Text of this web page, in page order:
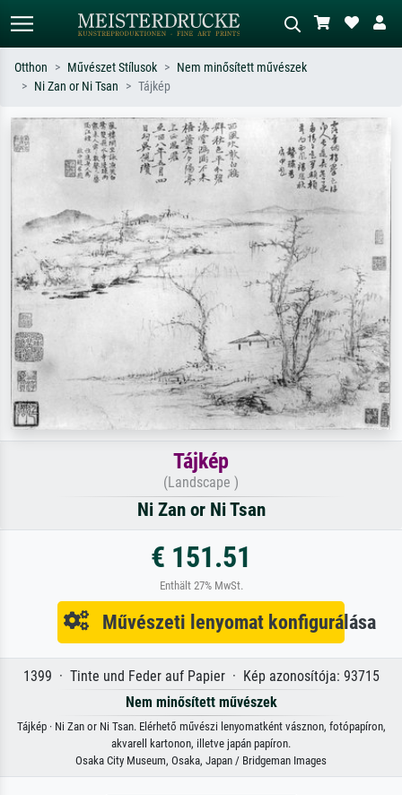
Keressen művész, műcím vagy stílus
szerint – pl. Monet, Csillagos éj,
impresszionizmus, Hokusai-hullám,
akt.
Írja le a jelenetet – pl. zöld rét, sok
piros absztrakt, sötét olajkép, álló akt
egy fa mellett.
Otthon Művészet Stílusok
Nem minősített művészek
Ni Zan or Ni Tsan
Tájkép
Tájkép
(Landscape )
Ni Zan or Ni Tsan
€ 151.51
Enthält 27% MwSt.
Művészeti lenyomat konfigurálása
1399 · Tinte und Feder auf Papier · Kép azonosítója: 93715
Nem minősített művészek
Tájkép · Ni Zan or Ni Tsan. Elérhető művészi lenyomatként vásznon, fotópapíron,
akvarell kartonon, illetve japán papíron.
Osaka City Museum, Osaka, Japan / Bridgeman Images